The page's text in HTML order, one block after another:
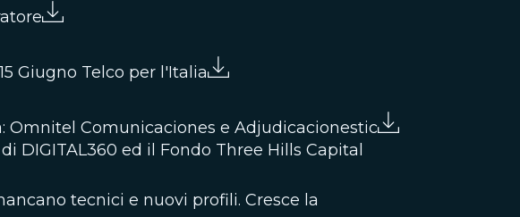
Giugno Telco per l'Italia
Omnitel Comunicaciones e Adjudicacionestic
ed il Fondo Three Hills Capital
tecnici e nuovi profili. Cresce la